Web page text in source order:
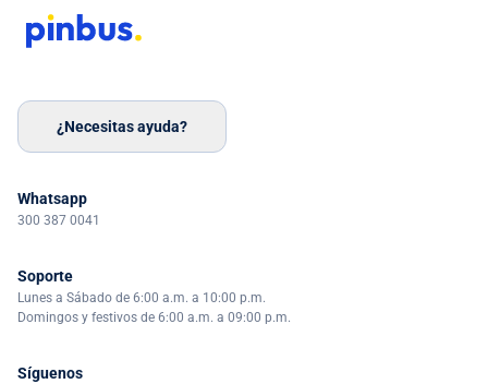
¿Necesitas ayuda?
Whatsapp
300 387 0041
Soporte
Lunes a Sábado de 6:00 a.m. a 10:00 p.m.
Domingos y festivos de 6:00 a.m. a 09:00 p.m.
Síguenos